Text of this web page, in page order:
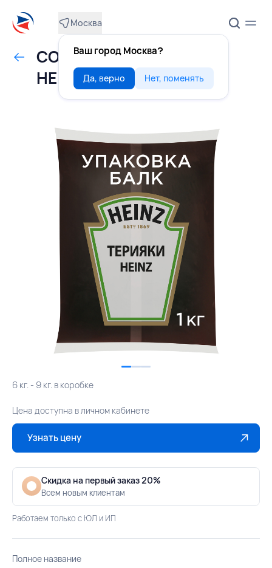
Москва
Ваш город Москва?
Да, верно Нет, поменять
СОУС Терияки 1 кг балк,
HEINZ, РОССИЯ
6 кг. - 9 кг. в коробке
Цена доступна в личном кабинете
Узнать цену
Скидка на первый заказ 20%
Всем новым клиентам
Работаем только с ЮЛ и ИП
Полное название